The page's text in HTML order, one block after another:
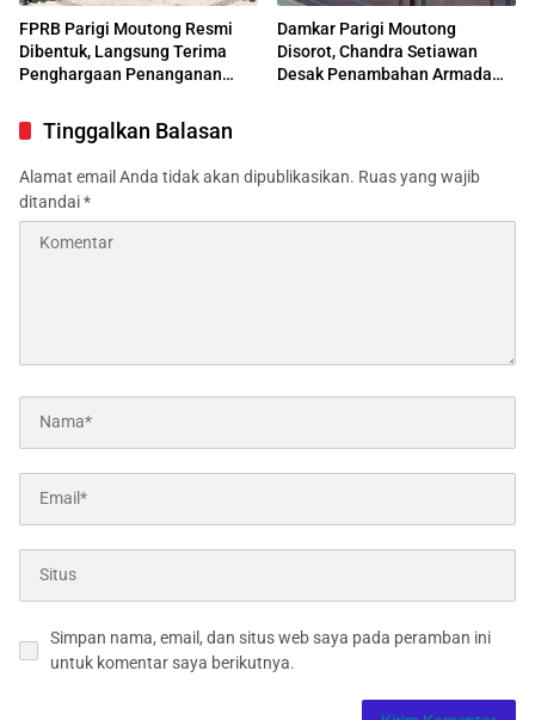
FPRB Parigi Moutong Resmi
Dibentuk, Langsung Terima
Penghargaan Penanganan
Damkar Parigi Moutong
Disorot, Chandra Setiawan
Desak Penambahan Armada
Tinggalkan Balasan
Alamat email Anda tidak akan dipublikasikan. Ruas yang wajib
ditandai*
Simpan nama, email, dan situs web saya pada peramban ini
untuk komentar saya berikutnya.